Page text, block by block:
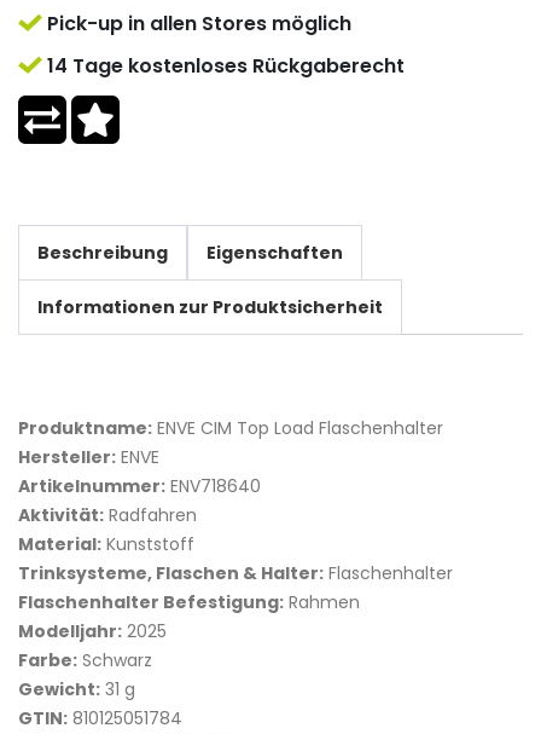
Pick-up in allen Stores möglich
14 Tage kostenloses Rückgaberecht
Beschreibung Eigenschaften
Informationen zur Produktsicherheit
Produktname: ENVE CIM Top Load Flaschenhalter
Hersteller: ENVE
Artikelnummer: ENV718640
Aktivität: Radfahren
Material: Kunststoff
Trinksysteme, Flaschen & Halter: Flaschenhalter
Flaschenhalter Befestigung: Rahmen
Modelljahr: 2025
Farbe: Schwarz
Gewicht: 31 g
GTIN: 810125051784